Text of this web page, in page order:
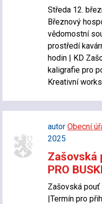
Středa 12.
Březnový
vědomostní
prostředí
hodin | KD
kaligrafie pro
Kreativní
autor Obecní
2025
Zašovská
PRO
Zašovská pouť
|Termín pro